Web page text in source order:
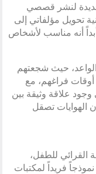
لنشر قصصي
تحويل مؤلفاتي إلى
أنه مناسب لأشخاص
حيث شجعتهم
فراغهم، مع
علاقة وثيقة بين
الهوايات تصقل
للطفل،
فريداً لمكتبات